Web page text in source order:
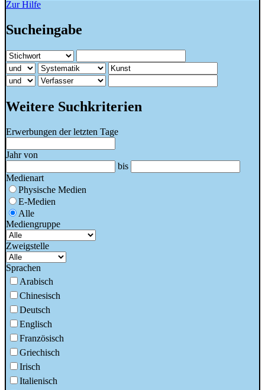
Zur Hilfe
Sucheingabe
Weitere Suchkriterien
Erwerbungen der letzten Tage
Jahr von
bis
Medienart
Physische Medien
E-Medien
Alle
Mediengruppe
Zweigstelle
Sprachen
Arabisch
Chinesisch
Deutsch
Englisch
Französisch
Griechisch
Irisch
Italienisch